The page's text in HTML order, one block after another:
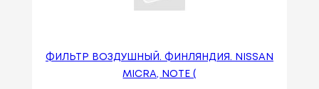
ФИЛЬТР ВОЗДУШНЫЙ. ФИНЛЯНДИЯ. NISSAN
MICRA, NOTE (